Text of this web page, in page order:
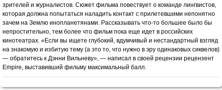
зрителей и журналистов. Сюжет фильма повествует о команде лингвистов,
которая должна попытаться наладить контакт с прилетевшими непонятно
зачем на Землю инопланетянами. Рассказывать что-то большее было бы
непростительно, тем более что фильм пока еще идет в российских
кинотеатрах. «Если вы ищете глубокий, вдумчивый и нестандартный взгляд
на знакомую и избитую тему (а это то, что нужно в эру одинаковых сиквелов)
— обратитесь к Дэнни Вильневу», — написал в своей рецензии рецензент
Empire, выставивший фильму максимальный балл.